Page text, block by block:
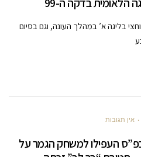
הלאומית בדקה ה-99
בליגה א’ במהלך העונה, וגם בסיום
אין תגובות
העפילו למשחק הגמר על